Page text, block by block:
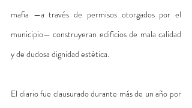
mafia —a través de permisos otorgados por el
municipio— construyeran edificios de mala calidad
y de dudosa dignidad estética.
El diario fue clausurado durante más de un año por